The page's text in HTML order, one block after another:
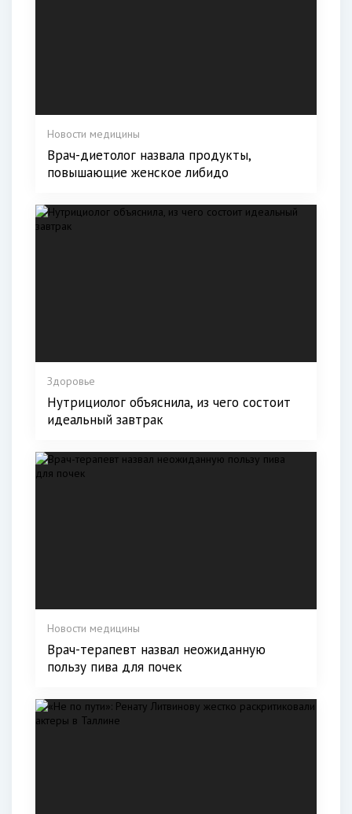
Новости медицины
Врач-диетолог назвала продукты,
повышающие женское либидо
Здоровье
Нутрициолог объяснила, из чего состоит
идеальный завтрак
Новости медицины
Врач-терапевт назвал неожиданную
пользу пива для почек